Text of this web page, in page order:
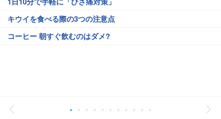
キウイを食べる際の3つの注意点
コーヒー 朝すぐ飲むのはダメ?